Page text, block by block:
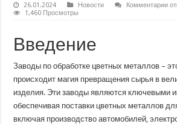
26.01.2024 Новости Комментариик
1,460 Просмотры
Введение
Заводы по обработке цветных металлов –
происходит магия превращения сырья в
изделия. Эти заводы являются ключевыми
обеспечивая поставки цветных металлов
включая производство автомобилей,